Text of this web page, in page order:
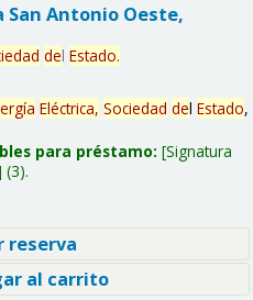
Antonio Oeste,
del Estado.
Eléctrica, Sociedad del Estado,
para préstamo: Signatura
(3).
reserva
al carrito